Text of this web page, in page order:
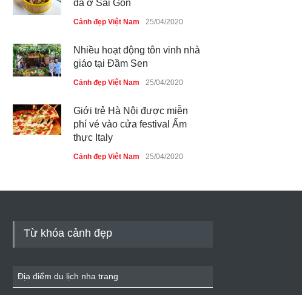
dã ở Sài Gòn
Cảnh đẹp Việt Nam 25/04/2020
Nhiều hoạt động tôn vinh nhà
giáo tại Đầm Sen
Cảnh đẹp Việt Nam 25/04/2020
Giới trẻ Hà Nội được miễn
phí vé vào cửa festival Ẩm
thực Italy
Cảnh đẹp Việt Nam 25/04/2020
Cảnh đẹp Việt Nam
Từ khóa cảnh đẹp
Địa điểm du lịch nha trang